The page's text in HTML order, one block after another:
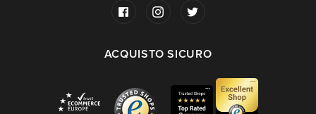
ACQUISTO SICURO